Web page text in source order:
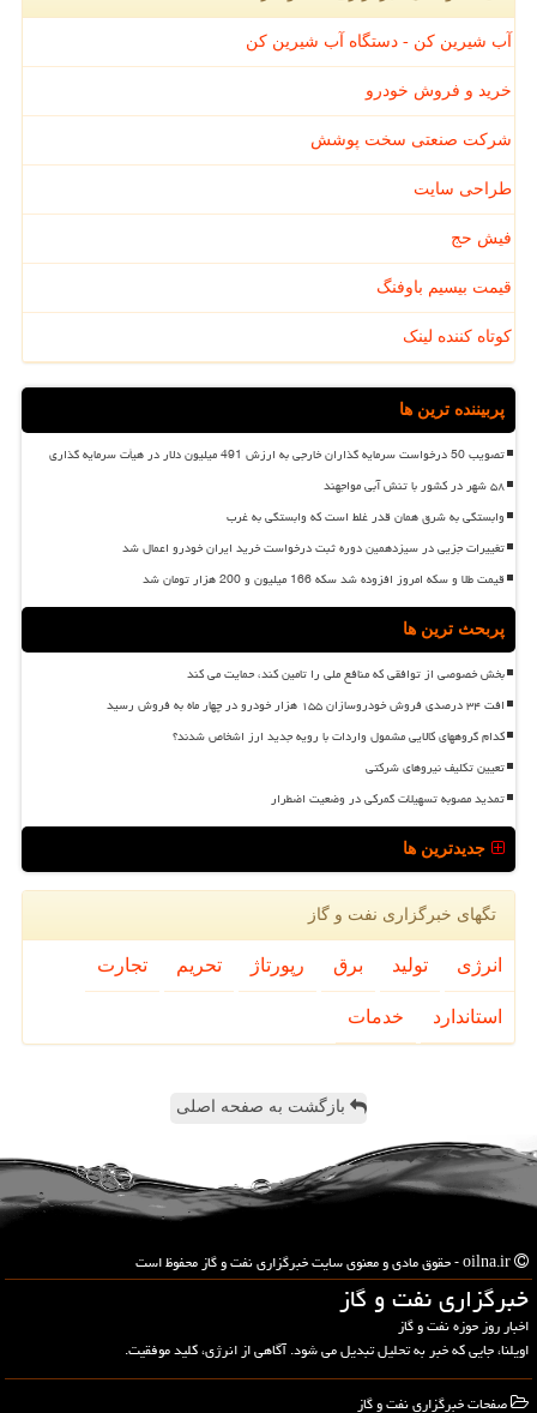
آب شیرین کن - دستگاه آب شیرین کن
خرید و فروش خودرو
شرکت صنعتی سخت پوشش
طراحی سایت
فیش حج
قیمت بیسیم باوفنگ
کوتاه کننده لینک
پربیننده ترین ها
تصویب 50 درخواست سرمایه گذاران خارجی به ارزش 491 میلیون دلار در هیأت سرمایه گذاری
۵۸ شهر در کشور با تنش آبی مواجهند
وابستگی به شرق همان قدر غلط است که وابستگی به غرب
تغییرات جزیی در سیزدهمین دوره ثبت درخواست خرید ایران خودرو اعمال شد
قیمت طلا و سکه امروز افزوده شد سکه 166 میلیون و 200 هزار تومان شد
پربحث ترین ها
بخش خصوصی از توافقی که منافع ملی را تامین کند، حمایت می کند
افت ۳۴ درصدی فروش خودروسازان ۱۵۵ هزار خودرو در چهار ماه به فروش رسید
کدام گروههای کالایی مشمول واردات با رویه جدید ارز اشخاص شدند؟
تعیین تکلیف نیروهای شرکتی
تمدید مصوبه تسهیلات گمرکی در وضعیت اضطرار
جدیدترین ها
تگهای خبرگزاری نفت و گاز
انرژی تولید برق رپورتاژ تحریم تجارت
استاندارد خدمات
بازگشت به صفحه اصلی
خبرگزاری نفت و گاز
اخبار روز حوزه نفت و گاز
اویلنا، جایی که خبر به تحلیل تبدیل می شود. آگاهی از انرژی، کلید موفقیت.
صفحات خبرگزاری نفت و گاز